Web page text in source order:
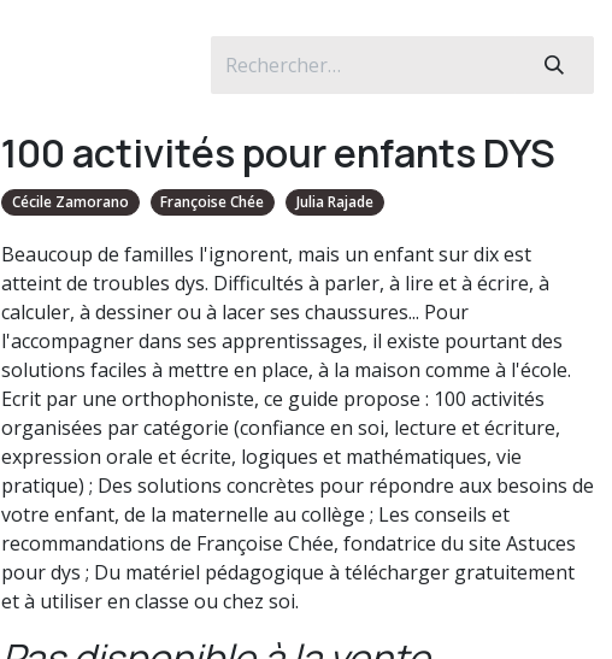
100 activités pour enfants DYS
Cécile Zamorano Françoise Chée Julia Rajade
Beaucoup de familles l'ignorent, mais un enfant sur dix est
atteint de troubles dys. Difficultés à parler, à lire et à écrire, à
calculer, à dessiner ou à lacer ses chaussures... Pour
l'accompagner dans ses apprentissages, il existe pourtant des
solutions faciles à mettre en place, à la maison comme à l'école.
Ecrit par une orthophoniste, ce guide propose : 100 activités
organisées par catégorie (confiance en soi, lecture et écriture,
expression orale et écrite, logiques et mathématiques, vie
pratique) ; Des solutions concrètes pour répondre aux besoins de
votre enfant, de la maternelle au collège ; Les conseils et
recommandations de Françoise Chée, fondatrice du site Astuces
pour dys ; Du matériel pédagogique à télécharger gratuitement
et à utiliser en classe ou chez soi.